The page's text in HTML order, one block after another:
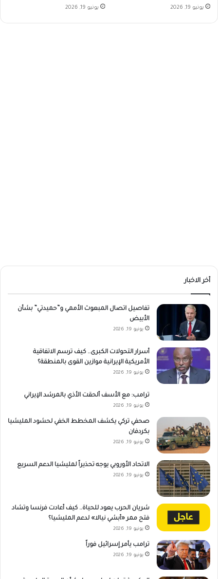
يونيو 19, 2026 يونيو 19, 2026
أخر الاخبار
تفاصيل اتصال المبعوث الأممي و”حميدتي” بشأن
الأبيض
يونيو 19, 2026
أسرار التحولات الكبرى.. كيف ترسم الاتفاقية
الأمريكية الإيرانية موازين القوى بالمنطقة؟
يونيو 19, 2026
ترامب: مع الأسف ألحقت الأذي بالمرشد الإيراني
يونيو 19, 2026
صحفي تركي يكشف المخطط الخفي لحشود المليشيا
بكردفان
يونيو 19, 2026
الاتحاد الأوروبي يوجه تحذيراً لمليشيا الدعم السريع
يونيو 19, 2026
شريان الحرب يعود للحياة.. كيف أعادت فرنسا وتشاد
فتح ممر «أبشي نيالا» لدعم المليشيا؟
يونيو 19, 2026
ترامب يأمر إسرائيل فوراً
يونيو 19, 2026